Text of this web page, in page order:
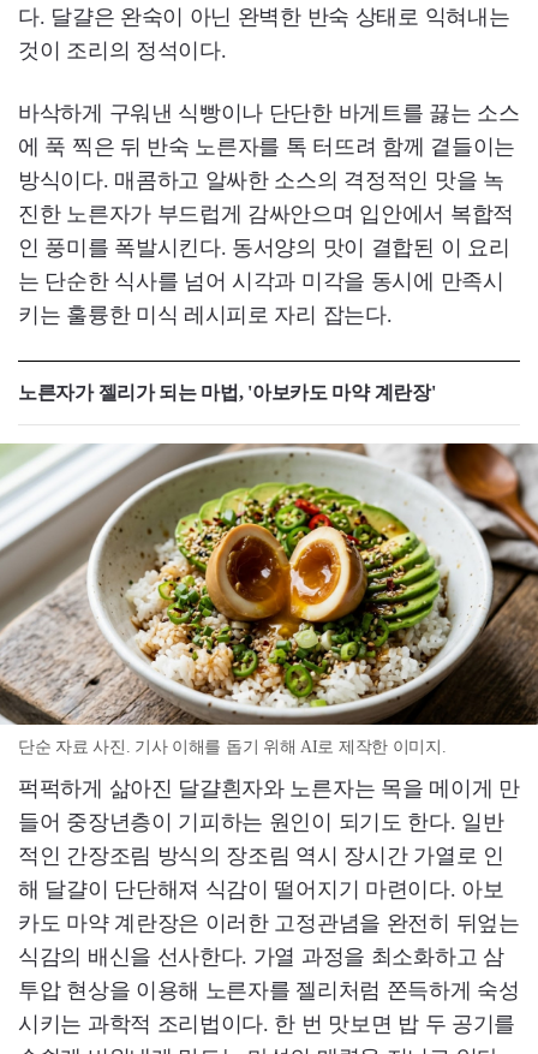
다. 달걀은 완숙이 아닌 완벽한 반숙 상태로 익혀내는
것이 조리의 정석이다.
바삭하게 구워낸 식빵이나 단단한 바게트를 끓는 소스
에 푹 찍은 뒤 반숙 노른자를 톡 터뜨려 함께 곁들이는
방식이다. 매콤하고 알싸한 소스의 격정적인 맛을 녹
진한 노른자가 부드럽게 감싸안으며 입안에서 복합적
인 풍미를 폭발시킨다. 동서양의 맛이 결합된 이 요리
는 단순한 식사를 넘어 시각과 미각을 동시에 만족시
키는 훌륭한 미식 레시피로 자리 잡는다.
노른자가 젤리가 되는 마법, '아보카도 마약 계란장'
단순 자료 사진. 기사 이해를 돕기 위해 AI로 제작한 이미지.
퍽퍽하게 삶아진 달걀흰자와 노른자는 목을 메이게 만
들어 중장년층이 기피하는 원인이 되기도 한다. 일반
적인 간장조림 방식의 장조림 역시 장시간 가열로 인
해 달걀이 단단해져 식감이 떨어지기 마련이다. 아보
카도 마약 계란장은 이러한 고정관념을 완전히 뒤엎는
식감의 배신을 선사한다. 가열 과정을 최소화하고 삼
투압 현상을 이용해 노른자를 젤리처럼 쫀득하게 숙성
시키는 과학적 조리법이다. 한 번 맛보면 밥 두 공기를